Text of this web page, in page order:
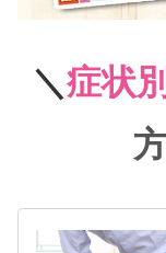
＼症状別